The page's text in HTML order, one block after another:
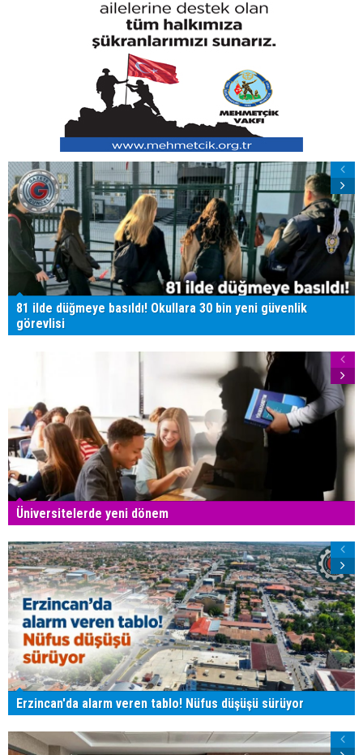
81 ilde düğmeye basıldı! Okullara 30 bin yeni güvenlik
görevlisi
Üniversitelerde yeni dönem
Erzincan'da alarm veren tablo! Nüfus düşüşü sürüyor